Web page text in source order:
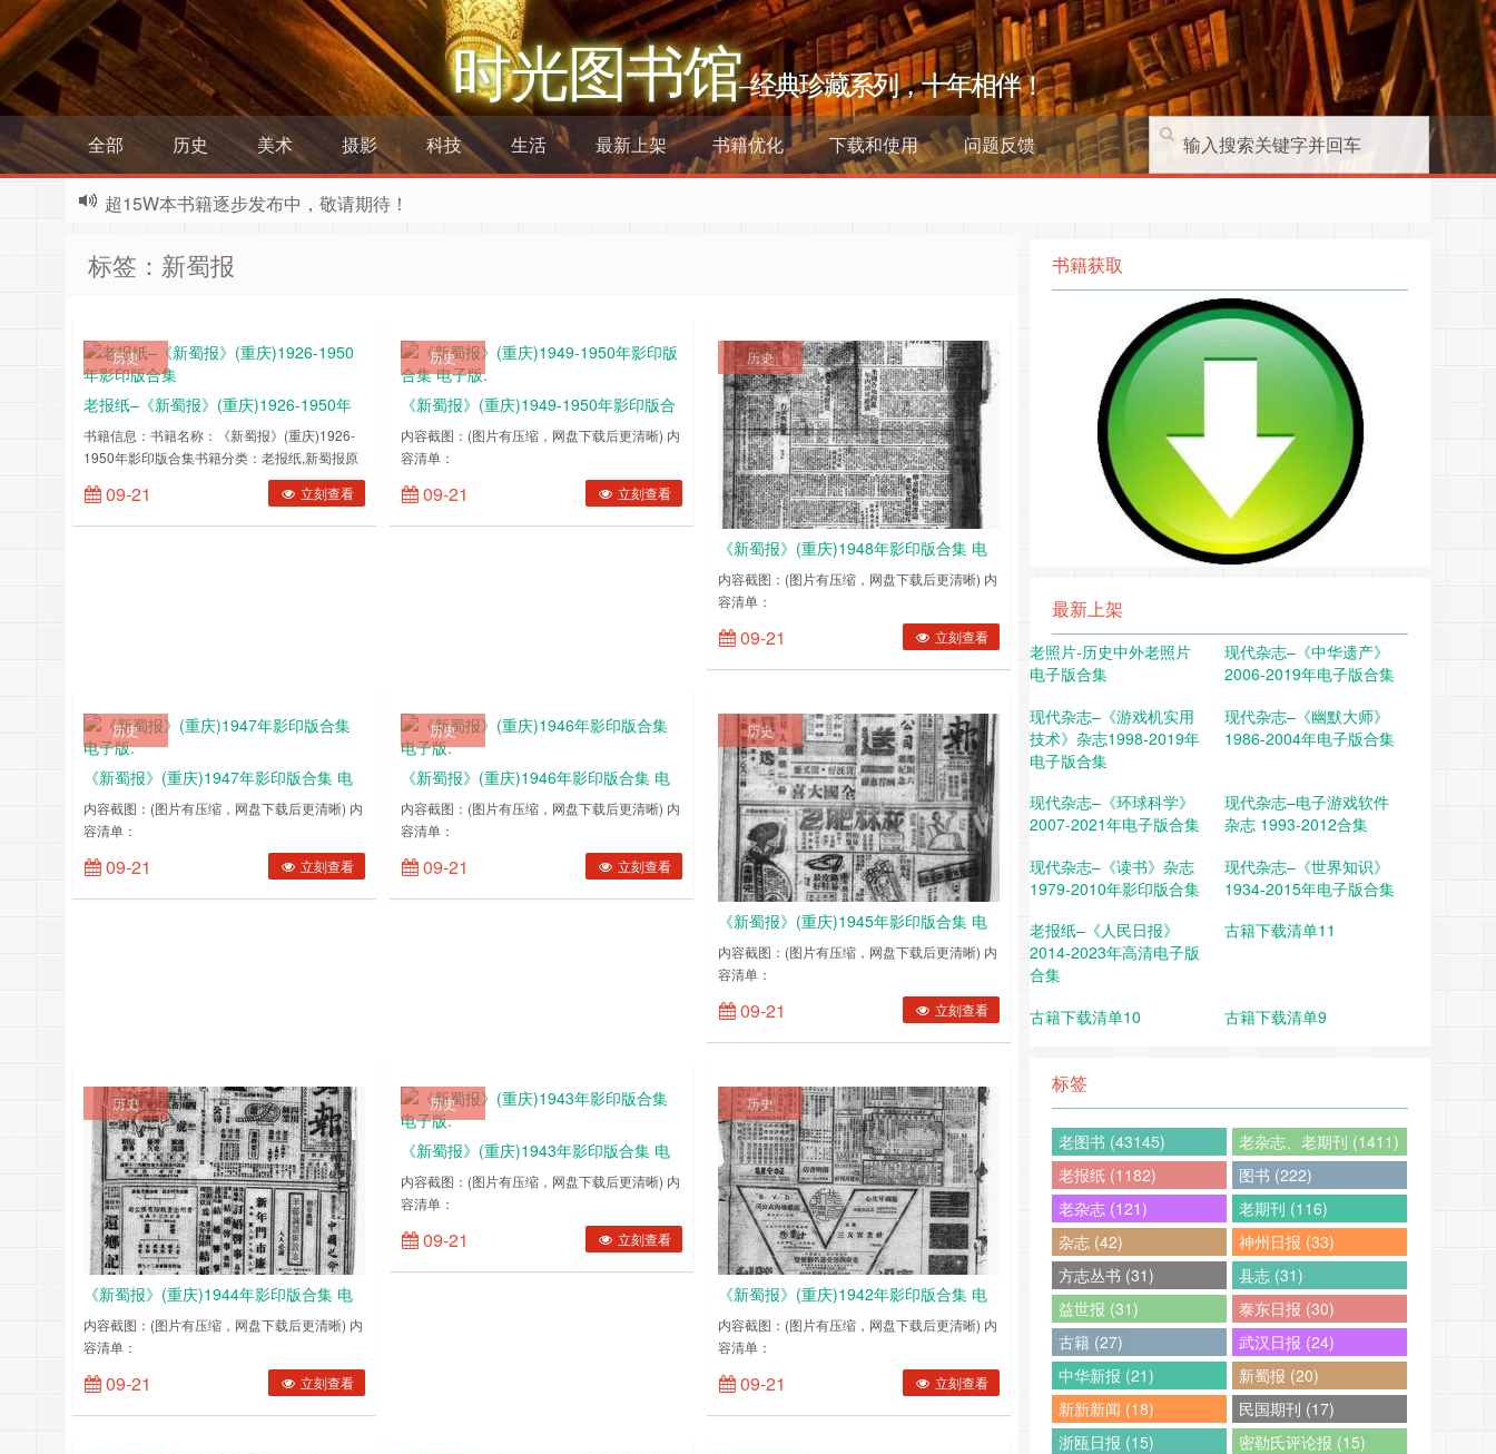
时光图书馆–经典珍藏系列，十年相伴！
全部 历史 美术 摄影 科技 生活 最新上架 书籍优化 下载和使用 问题反馈
超15W本书籍逐步发布中，敬请期待！
标签：新蜀报
历史
老报纸–《新蜀报》(重庆)1926-1950年
影印版合集
书籍信息：书籍名称：《新蜀报》(重庆)1926-
1950年影印版合集书籍分类：老报纸,新蜀报原
始格式：dat导出格式：jpg下载方式：百度网
盘、阿里云盘下载地址：
https://atimebook.com/download合集内容：
09-21 立刻查看
历史
《新蜀报》(重庆)1949-1950年影印版合
集 电子版.
内容截图：(图片有压缩，网盘下载后更清晰) 内
容清单：
194901011949010219490103194901051949010619490107194901081949010919490110194901111949011219490113194901141949011……
09-21 立刻查看
历史
《新蜀报》(重庆)1948年影印版合集 电
子版.
内容截图：(图片有压缩，网盘下载后更清晰) 内
容清单：
09-21 立刻查看
历史
《新蜀报》(重庆)1947年影印版合集 电
子版.
内容截图：(图片有压缩，网盘下载后更清晰) 内
容清单：
194701011947010219470103194701041947010519470106194701071947010819470109194701101947011119470112194701131947011……
09-21 立刻查看
历史
《新蜀报》(重庆)1946年影印版合集 电
子版.
内容截图：(图片有压缩，网盘下载后更清晰) 内
容清单：
194601011946010219460103194601041946010519460106194601071946010819460109194601101946011119460112194601131946011……
09-21 立刻查看
历史
《新蜀报》(重庆)1945年影印版合集 电
子版.
内容截图：(图片有压缩，网盘下载后更清晰) 内
容清单：
09-21 立刻查看
历史
《新蜀报》(重庆)1944年影印版合集 电
子版.
内容截图：(图片有压缩，网盘下载后更清晰) 内
容清单：
194401011944010219440103194401041944010519440106194401071944010819440109194401101944011119440112194401131944011……
09-21 立刻查看
历史
《新蜀报》(重庆)1943年影印版合集 电
子版.
内容截图：(图片有压缩，网盘下载后更清晰) 内
容清单：
194301011943010219430103194301041943010519430106194301071943010819430109194301101943011119430112194301131943011……
09-21 立刻查看
历史
《新蜀报》(重庆)1942年影印版合集 电
子版.
内容截图：(图片有压缩，网盘下载后更清晰) 内
容清单：
09-21 立刻查看
书籍获取
最新上架
老照片-历史中外老照片
电子版合集
现代杂志–《中华遗产》
2006-2019年电子版合集
现代杂志–《游戏机实用
技术》杂志1998-2019年
电子版合集
现代杂志–《幽默大师》
1986-2004年电子版合集
现代杂志–《环球科学》
2007-2021年电子版合集
现代杂志–电子游戏软件
杂志 1993-2012合集
现代杂志–《读书》杂志
1979-2010年影印版合集
现代杂志–《世界知识》
1934-2015年电子版合集
老报纸–《人民日报》
2014-2023年高清电子版
合集
古籍下载清单11
古籍下载清单10 古籍下载清单9
标签
老图书 (43145)
老杂志、老期刊 (1411)
老报纸 (1182)
图书 (222)
老杂志 (121)
老期刊 (116)
杂志 (42)
神州日报 (33)
方志丛书 (31)
县志 (31)
益世报 (31)
泰东日报 (30)
古籍 (27)
武汉日报 (24)
中华新报 (21)
新蜀报 (20)
新新新闻 (18)
民国期刊 (17)
浙瓯日报 (15)
密勒氏评论报 (15)